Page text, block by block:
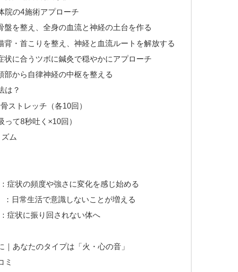
院の4施術アプローチ
を整え、全身の血流と神経の土台を作る
・首こりを整え、神経と血流ルートを解放する
に合うツボに鍼灸で穏やかにアプローチ
から自律神経の中枢を整える
は？
ストレッチ（各10回）
て8秒吐く×10回）
ム
症状の頻度や強さに変化を感じ始める
：日常生活で意識しないことが増える
症状に振り回されない体へ
｜あなたのタイプは「火・心の音」
ミ